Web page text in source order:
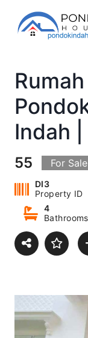
content
Indah
55 For Sale
DI3
Property ID
4
Bathrooms